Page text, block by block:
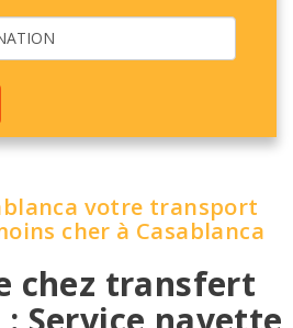
votre transport
cher à Casablanca
chez transfert